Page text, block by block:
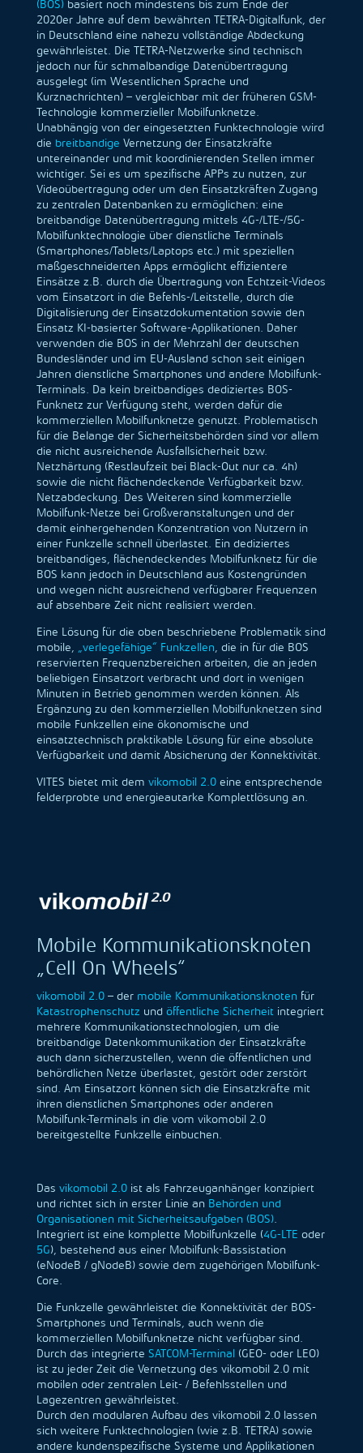
(BOS)basiert noch mindestens bis zum Ende der
2020er Jahre auf dem bewährten TETRA-Digitalfunk, der
in Deutschland eine nahezu vollständige Abdeckung
gewährleistet. Die TETRA-Netzwerke sind technisch
jedoch nur für schmalbandige Datenübertragung
ausgelegt (im Wesentlichen Sprache und
Kurznachrichten) – vergleichbar mit der früheren GSM-
Technologie kommerzieller Mobilfunknetze.
Unabhängig von der eingesetzten Funktechnologie wird
die breitbandige Vernetzung der Einsatzkräfte
untereinander und mit koordinierenden Stellen immer
wichtiger. Sei es um spezifische APPs zu nutzen, zur
Videoübertragung oder um den Einsatzkräften Zugang
zu zentralen Datenbanken zu ermöglichen: eine
breitbandige Datenübertragung mittels 4G-/LTE-/5G-
Mobilfunktechnologie über dienstliche Terminals
(Smartphones/Tablets/Laptops etc.) mit speziellen
maßgeschneiderten Apps ermöglicht effizientere
Einsätze z.B. durch die Übertragung von Echtzeit-Videos
vom Einsatzort in die Befehls-/Leitstelle, durch die
Digitalisierung der Einsatzdokumentation sowie den
Einsatz KI-basierter Software-Applikationen. Daher
verwenden die BOS in der Mehrzahl der deutschen
Bundesländer und im EU-Ausland schon seit einigen
Jahren dienstliche Smartphones und andere Mobilfunk-
Terminals. Da kein breitbandiges dediziertes BOS-
Funknetz zur Verfügung steht, werden dafür die
kommerziellen Mobilfunknetze genutzt. Problematisch
für die Belange der Sicherheitsbehörden sind vor allem
die nicht ausreichende Ausfallsicherheit bzw.
Netzhärtung (Restlaufzeit bei Black-Out nur ca. 4h)
sowie die nicht flächendeckende Verfügbarkeit bzw.
Netzabdeckung. Des Weiteren sind kommerzielle
Mobilfunk-Netze bei Großveranstaltungen und der
damit einhergehenden Konzentration von Nutzern in
einer Funkzelle schnell überlastet. Ein dediziertes
breitbandiges, flächendeckendes Mobilfunknetz für die
BOS kann jedoch in Deutschland aus Kostengründen
und wegen nicht ausreichend verfügbarer Frequenzen
auf absehbare Zeit nicht realisiert werden.
Eine Lösung für die oben beschriebene Problematik sind
mobile, „verlegefähige“ Funkzellen, die in für die BOS
reservierten Frequenzbereichen arbeiten, die an jeden
beliebigen Einsatzort verbracht und dort in wenigen
Minuten in Betrieb genommen werden können. Als
Ergänzung zu den kommerziellen Mobilfunknetzen sind
mobile Funkzellen eine ökonomische und
einsatztechnisch praktikable Lösung für eine absolute
Verfügbarkeit und damit Absicherung der Konnektivität.
VITES bietet mit dem vikomobil 2.0eine entsprechende
felderprobte und energieautarke Komplettlösung an.
Mobile Kommunikationsknoten
„Cell On Wheels“
vikomobil 2.0 – dermobile Kommunikationsknoten für
Katastrophenschutz und öffentliche Sicherheit integriert
mehrere Kommunikationstechnologien, um die
breitbandige Datenkommunikation der Einsatzkräfte
auch dann sicherzustellen, wenn die öffentlichen und
behördlichen Netze überlastet, gestört oder zerstört
sind. Am Einsatzort können sich die Einsatzkräfte mit
ihren dienstlichen Smartphones oder anderen
Mobilfunk-Terminals in die vom vikomobil 2.0
bereitgestellte Funkzelle einbuchen.
Das vikomobil 2.0 ist als Fahrzeuganhänger konzipiert
und richtet sich in erster Linie an Behörden und
Organisationen mit Sicherheitsaufgaben (BOS).
Integriert ist eine komplette Mobilfunkzelle (4G-LTE oder
5G), bestehend aus einer Mobilfunk-Bassistation
(eNodeB / gNodeB) sowie dem zugehörigen Mobilfunk-
Core.
Die Funkzelle gewährleistet die Konnektivität der BOS-
Smartphones und Terminals, auch wenn die
kommerziellen Mobilfunknetze nicht verfügbar sind.
Durch das integrierte SATCOM-Terminal (GEO- oder LEO)
ist zu jeder Zeit die Vernetzung des vikomobil 2.0 mit
mobilen oder zentralen Leit- / Befehlsstellen und
Lagezentren gewährleistet.
Durch den modularen Aufbau des vikomobil 2.0 lassen
sich weitere Funktechnologien (wie z.B. TETRA) sowie
andere kundenspezifische Systeme und Applikationen